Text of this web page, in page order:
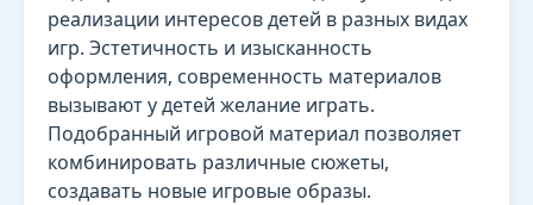
реализации интересов детей в разных видах
игр. Эстетичность и изысканность
оформления, современность материалов
вызывают у детей желание играть.
Подобранный игровой материал позволяет
комбинировать различные сюжеты,
создавать новые игровые образы.